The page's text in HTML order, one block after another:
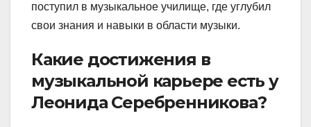
поступил в музыкальное училище, где углубил
свои знания и навыки в области музыки.
Какие достижения в
музыкальной карьере есть у
Леонида Серебренникова?